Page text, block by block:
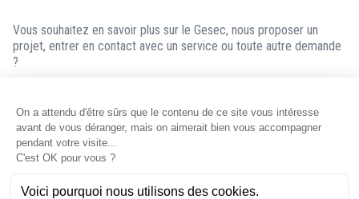
Vous souhaitez en savoir plus sur le Gesec, nous proposer un
projet, entrer en contact avec un service ou toute autre demande
?
répondre dans les meilleurs délais.